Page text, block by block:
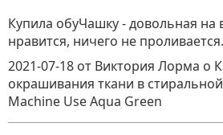
Купила обуЧашку - довольная на
нравится, ничего не
2021-07-18 от Виктория Лорма о
окрашивания ткани в
Machine Use Aqua Green